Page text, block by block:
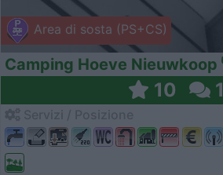
Area di sosta (PS+CS)
Camping Hoeve Nieuwkoop
10 1